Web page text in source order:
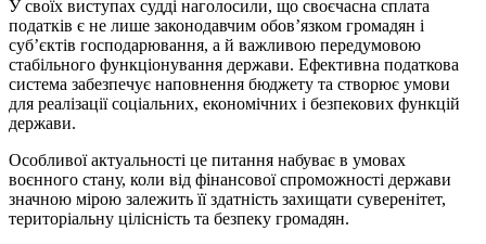
У своїх виступах судді наголосили, що своєчасна сплата
податків є не лише законодавчим обов’язком громадян і
суб’єктів господарювання, а й важливою передумовою
стабільного функціонування держави. Ефективна податкова
система забезпечує наповнення бюджету та створює умови
для реалізації соціальних, економічних і безпекових функцій
держави.
Особливої актуальності це питання набуває в умовах
воєнного стану, коли від фінансової спроможності держави
значною мірою залежить її здатність захищати суверенітет,
територіальну цілісність та безпеку громадян.